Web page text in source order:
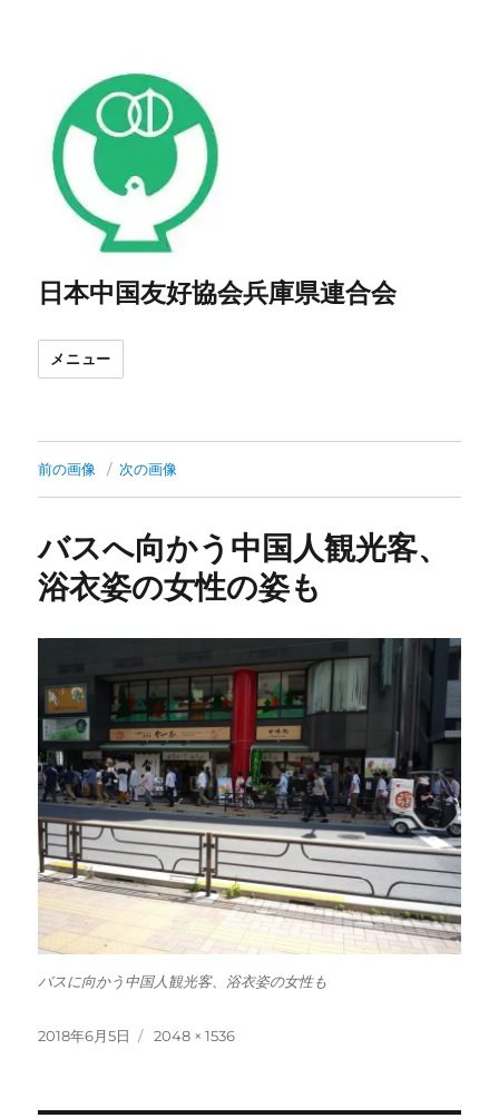
日本中国友好協会兵庫県連合会
メニュー
前の画像 次の画像
バスへ向かう中国人観光客、
浴衣姿の女性の姿も
バスに向かう中国人観光客、浴衣姿の女性も
投
2018年6月5日
フ
2048 × 1536